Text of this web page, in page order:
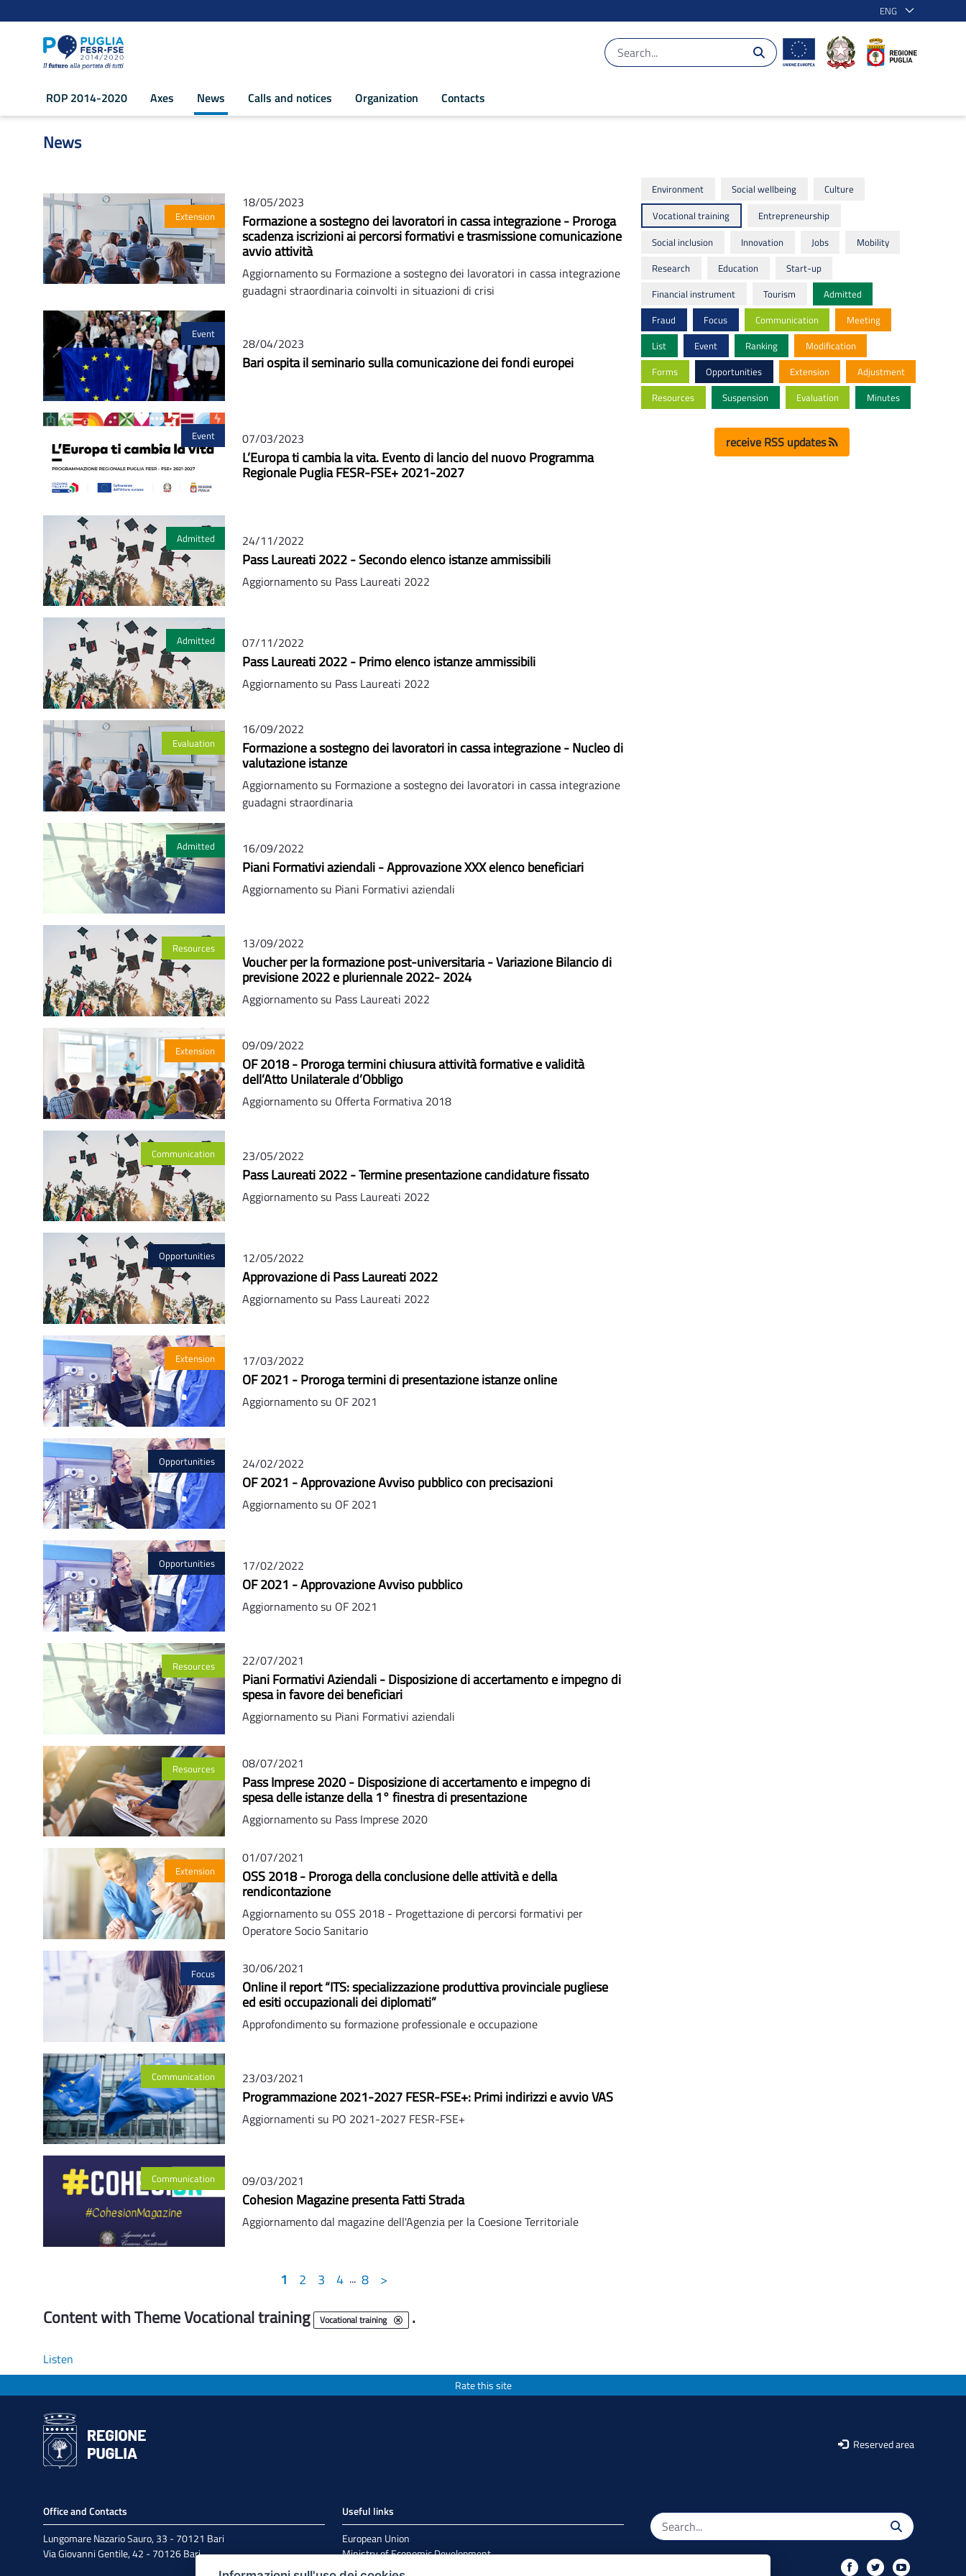
ENG
ROP 2014-2020 Axes News Calls and notices Organization Contacts
News - POR Puglia 2014-2020
News
Extension
18/05/2023
Formazione a sostegno dei lavoratori in cassa integrazione - Proroga
scadenza iscrizioni ai percorsi formativi e trasmissione comunicazione
avvio attività
Aggiornamento su Formazione a sostegno dei lavoratori in cassa integrazione
guadagni straordinaria coinvolti in situazioni di crisi
Event
28/04/2023
Bari ospita il seminario sulla comunicazione dei fondi europei
Event 07/03/2023
L’Europa ti cambia la vita. Evento di lancio del nuovo Programma
Regionale Puglia FESR-FSE+ 2021-2027
Admitted 24/11/2022
Pass Laureati 2022 - Secondo elenco istanze ammissibili
Aggiornamento su Pass Laureati 2022
Admitted 07/11/2022
Pass Laureati 2022 - Primo elenco istanze ammissibili
Aggiornamento su Pass Laureati 2022
Evaluation
16/09/2022
Formazione a sostegno dei lavoratori in cassa integrazione - Nucleo di
valutazione istanze
Aggiornamento su Formazione a sostegno dei lavoratori in cassa integrazione
guadagni straordinaria
Admitted 16/09/2022
Piani Formativi aziendali - Approvazione XXX elenco beneficiari
Aggiornamento su Piani Formativi aziendali
Resources 13/09/2022
Voucher per la formazione post-universitaria - Variazione Bilancio di
previsione 2022 e pluriennale 2022- 2024
Aggiornamento su Pass Laureati 2022
Extension 09/09/2022
OF 2018 - Proroga termini chiusura attività formative e validità
dell’Atto Unilaterale d’Obbligo
Aggiornamento su Offerta Formativa 2018
Communication 23/05/2022
Pass Laureati 2022 - Termine presentazione candidature fissato
Aggiornamento su Pass Laureati 2022
Opportunities 12/05/2022
Approvazione di Pass Laureati 2022
Aggiornamento su Pass Laureati 2022
Extension 17/03/2022
OF 2021 - Proroga termini di presentazione istanze online
Aggiornamento su OF 2021
Opportunities 24/02/2022
OF 2021 - Approvazione Avviso pubblico con precisazioni
Aggiornamento su OF 2021
Opportunities 17/02/2022
OF 2021 - Approvazione Avviso pubblico
Aggiornamento su OF 2021
Resources 22/07/2021
Piani Formativi Aziendali - Disposizione di accertamento e impegno di
spesa in favore dei beneficiari
Aggiornamento su Piani Formativi aziendali
Resources 08/07/2021
Pass Imprese 2020 - Disposizione di accertamento e impegno di
spesa delle istanze della 1° finestra di presentazione
Aggiornamento su Pass Imprese 2020
Extension
01/07/2021
OSS 2018 - Proroga della conclusione delle attività e della
rendicontazione
Aggiornamento su OSS 2018 - Progettazione di percorsi formativi per
Operatore Socio Sanitario
Focus 30/06/2021
Online il report “ITS: specializzazione produttiva provinciale pugliese
ed esiti occupazionali dei diplomati”
Approfondimento su formazione professionale e occupazione
Communication 23/03/2021
Programmazione 2021-2027 FESR-FSE+: Primi indirizzi e avvio VAS
Aggiornamenti su PO 2021-2027 FESR-FSE+
Communication 09/03/2021
Cohesion Magazine presenta Fatti Strada
Aggiornamento dal magazine dell'Agenzia per la Coesione Territoriale
1 2 3 4 ... 8 >
Content with Theme Vocational training Vocational training .
Environment Social wellbeing
Culture
Vocational training
Entrepreneurship
Social inclusion
Innovation Jobs
Mobility
Research
Education
Start-up
Financial instrument
Tourism
Admitted
Fraud
Focus Communication
Meeting
List
Event Ranking
Modification
Forms
Opportunities Extension
Adjustment
Resources
Suspension Evaluation Minutes
receive RSS updates
Listen
Rate this site
Reserved area
Office and Contacts
Lungomare Nazario Sauro, 33 - 70121 Bari
Via Giovanni Gentile, 42 - 70126 Bari
Useful links
European Union
Ministry of Economic Development
Agenzia per la Coesione Territoriale